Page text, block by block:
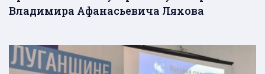
Владимира Афанасьевича Ляхова